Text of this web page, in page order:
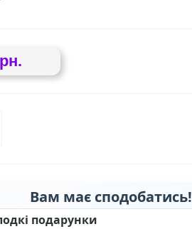
Вам має сподобатись!
подарунки